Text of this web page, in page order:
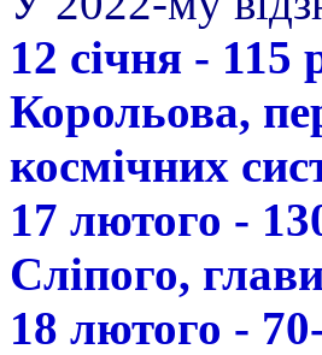
12 січня - 115
Корольова,
космічних
17 лютого -
Сліпого,
18 лютого -